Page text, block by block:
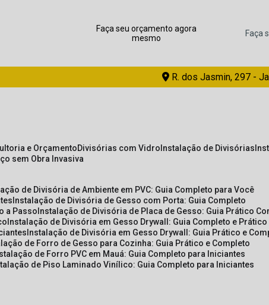
Faça seu orçamento agora
mesmo
Faça
R. dos Jasmin, 297 -
e Orçamento Divisórias com Vidro Instalação de Divisórias
sem Obra Invasiva
de Divisória de Ambiente em PVC: Guia Completo para Você
Instalação de Divisória de Gesso com Porta: Guia Completo
a Passo Instalação de Divisória de Placa de Gesso: Guia Prático
Instalação de Divisória em Gesso Drywall: Guia Completo e Prático
Instalação de Divisória em Gesso Drywall: Guia Prático e
de Forro de Gesso para Cozinha: Guia Prático e Completo
de Forro PVC em Mauá: Guia Completo para Iniciantes
de Piso Laminado Vinílico: Guia Completo para Iniciantes